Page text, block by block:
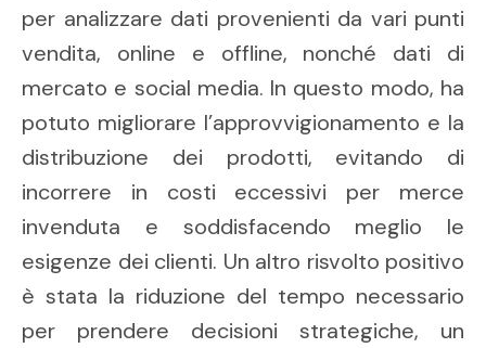
per analizzare dati provenienti da vari punti
vendita, online e offline, nonché dati di
mercato e social media. In questo modo, ha
potuto migliorare l’approvvigionamento e la
distribuzione dei prodotti, evitando di
incorrere in costi eccessivi per merce
invenduta e soddisfacendo meglio le
esigenze dei clienti. Un altro risvolto positivo
è stata la riduzione del tempo necessario
per prendere decisioni strategiche, un